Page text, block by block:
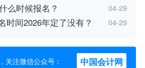
么时候报名？ 04-29
时间2026年定了没有？ 04-29
关注微信公众号： 中国会计网